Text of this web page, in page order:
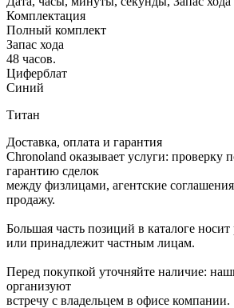
Комплектация
Полный комплект
Запас хода
48 часов.
Циферблат
Синий
Титан
Доставка, оплата и гарантия
Chronoland оказывает услуги: проверку
гарантию сделок
между физлицами, агентские
продажу.
Большая часть позиций в каталоге
или принадлежит частным лицам.
Перед покупкой уточняйте наличие:
организуют
встречу с владельцем в офисе компании.